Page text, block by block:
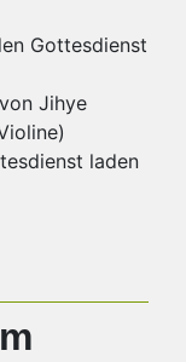
Gottesdienst
Jihye
laden